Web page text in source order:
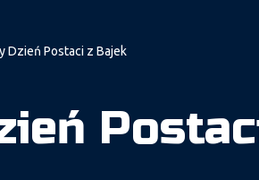
Dzień Postaci z Bajek